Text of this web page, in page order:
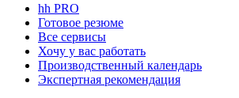
hh PRO
Готовое резюме
Все сервисы
Хочу у вас работать
Производственный календарь
Экспертная рекомендация